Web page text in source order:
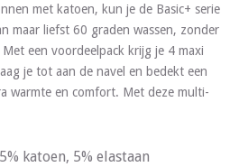
met katoen, kun je de Basic+ serie
maar liefst 60 graden wassen, zonder
een voordeelpack krijg je 4 maxi
je tot aan de navel en bedekt een
warmte en comfort. Met deze multi-
katoen, 5% elastaan